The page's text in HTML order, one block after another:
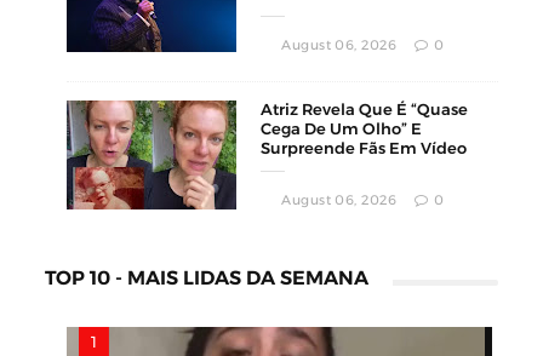
August 06, 2026 0
Atriz Revela Que É “Quase
Cega De Um Olho” E
Surpreende Fãs Em Vídeo
August 06, 2026 0
TOP 10 - MAIS LIDAS DA SEMANA